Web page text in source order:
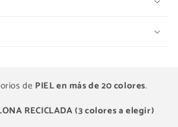
de PIEL en más de 20 colores.
RECICLADA (3 colores a elegir)